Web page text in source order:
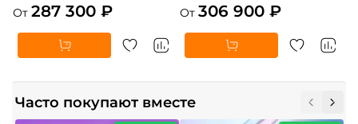
От 287 300 ₽
От 306 900 ₽
Часто покупают вместе